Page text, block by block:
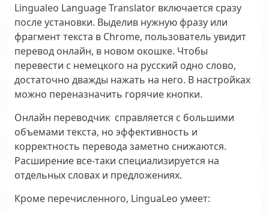
Lingualeo Language Translator включается сразу
после установки. Выделив нужную фразу или
фрагмент текста в Chrome, пользователь увидит
перевод онлайн, в новом окошке. Чтобы
перевести с немецкого на русский одно слово,
достаточно дважды нажать на него. В настройках
можно переназначить горячие кнопки.
Онлайн переводчик справляется с большими
объемами текста, но эффективность и
корректность перевода заметно снижаются.
Расширение все-таки специализируется на
отдельных словах и предложениях.
Кроме перечисленного, LinguaLeo умеет: